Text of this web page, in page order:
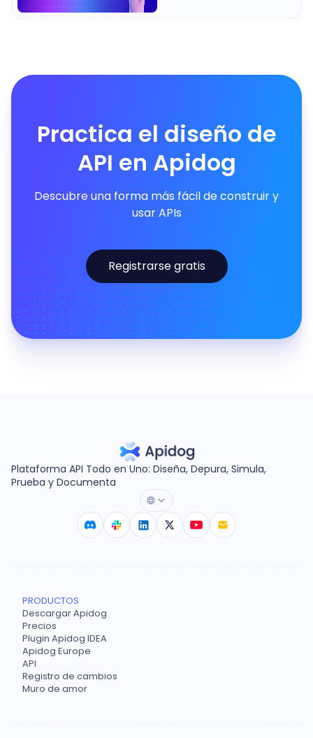
Practica el diseño de
API en Apidog
Descubre una forma más fácil de construir y
usar APIs
Registrarse gratis
Plataforma API Todo en Uno: Diseña, Depura, Simula,
Prueba y Documenta
PRODUCTOS
Descargar Apidog
Precios
Plugin Apidog IDEA
Apidog Europe
API
Registro de cambios
Muro de amor